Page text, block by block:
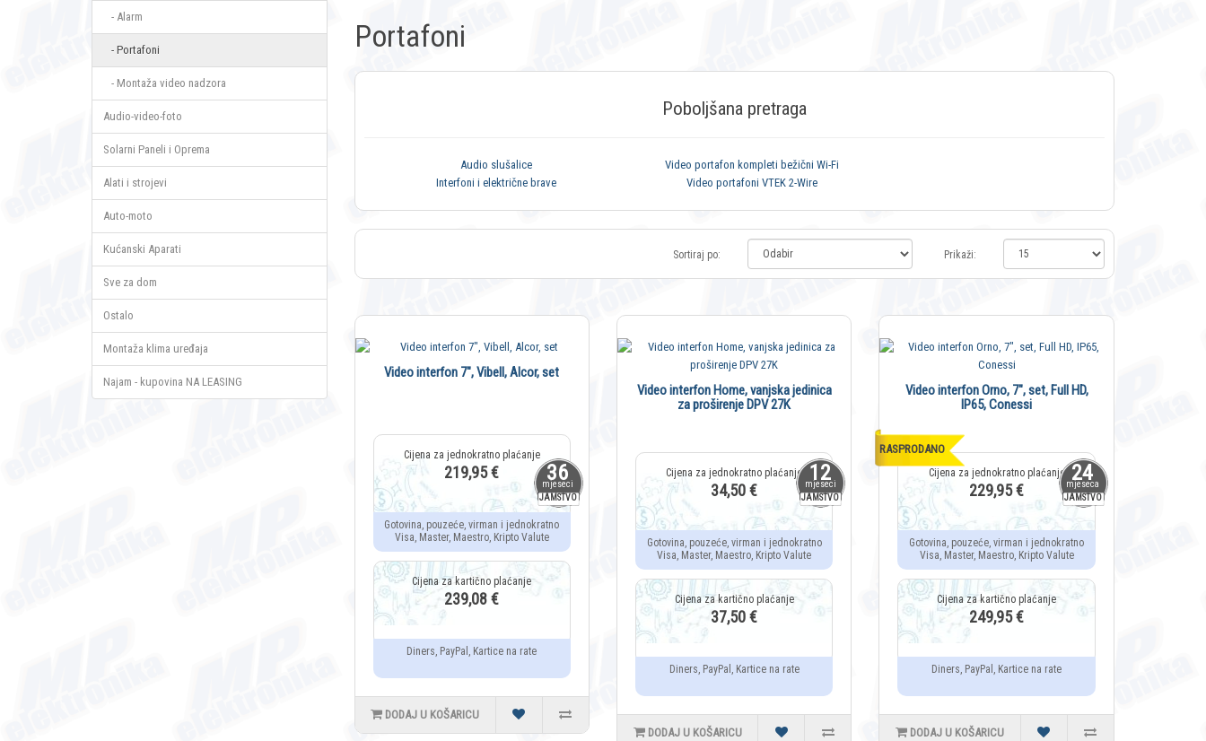
- Alarm
- Portafoni
- Montaža video nadzora
Audio-video-foto
Solarni Paneli i Oprema
Alati i strojevi
Auto-moto
Kućanski Aparati
Sve za dom
Ostalo
Montaža klima uređaja
Najam - kupovina NA LEASING
Portafoni
Poboljšana pretraga
Audio slušalice
Interfoni i električne brave
Video portafon kompleti bežični Wi-Fi
Video portafoni VTEK 2-Wire
Sortiraj po: Prikaži:
36
mjeseci
JAMSTVO
Video interfon 7", Vibell, Alcor, set
219,95 €
Gotovina, pouzeće, virman i jednokratno
Visa, Master, Maestro, Kripto Valute
239,08 €
Diners, PayPal, Kartice na rate
DODAJ U KOŠARICU
12
mjeseci
JAMSTVO
Video interfon Home, vanjska jedinica
za proširenje DPV 27K
34,50 €
Gotovina, pouzeće, virman i jednokratno
Visa, Master, Maestro, Kripto Valute
37,50 €
Diners, PayPal, Kartice na rate
DODAJ U KOŠARICU
24
mjeseca
JAMSTVO
RASPRODANO
Video interfon Orno, 7", set, Full HD,
IP65, Conessi
229,95 €
Gotovina, pouzeće, virman i jednokratno
Visa, Master, Maestro, Kripto Valute
249,95 €
Diners, PayPal, Kartice na rate
DODAJ U KOŠARICU